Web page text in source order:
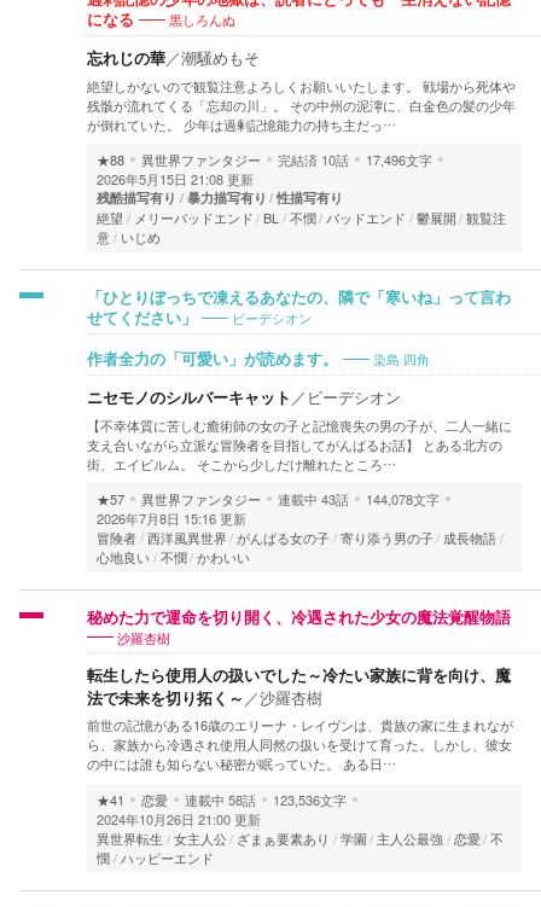
になる
黒しろんぬ
忘れじの華／潮騒めもそ
絶望しかないので観覧注意よろしくお願いいたします。 戦場から死体や
残骸が流れてくる「忘却の川」。 その中州の泥濘に、白金色の髪の少年
が倒れていた。 少年は過剰記憶能力の持ち主だっ…
★88
異世界ファンタジー 完結済 10話
17,496文字
2026年5月15日 21:08 更新
残酷描写有り 暴力描写有り 性描写有り
絶望 メリーバッドエンド BL 不憫 バッドエンド 鬱展開 観覧注
意
いじめ
「ひとりぼっちで凍えるあなたの、隣で「寒いね」って言わ
せてください」
ビーデシオン
作者全力の「可愛い」が読めます。 染島 四角
ニセモノのシルバーキャット ／ ビーデシオン
【不幸体質に苦しむ癒術師の女の子と記憶喪失の男の子が、二人一緒に
支え合いながら立派な冒険者を目指してがんばるお話】 とある北方の
街、エイビルム。 そこから少しだけ離れたところ…
★57
異世界ファンタジー 連載中 43話
144,078文字
2026年7月8日 15:16 更新
冒険者 西洋風異世界 がんばる女の子 寄り添う男の子 成長物語
心地良い 不憫 かわいい
秘めた力で運命を切り開く、冷遇された少女の魔法覚醒物語
沙羅杏樹
転生したら使用人の扱いでした～冷たい家族に背を向け、魔
法で未来を切り拓く～ ／沙羅杏樹
前世の記憶がある16歳のエリーナ・レイヴンは、貴族の家に生まれなが
ら、家族から冷遇され使用人同然の扱いを受けて育った。しかし、彼女
の中には誰も知らない秘密が眠っていた。 ある日…
★41
恋愛 連載中 58話
123,536文字
2024年10月26日 21:00 更新
異世界転生
女主人公 ざまぁ要素あり 学園 主人公最強 恋愛 不
憫 ハッピーエンド